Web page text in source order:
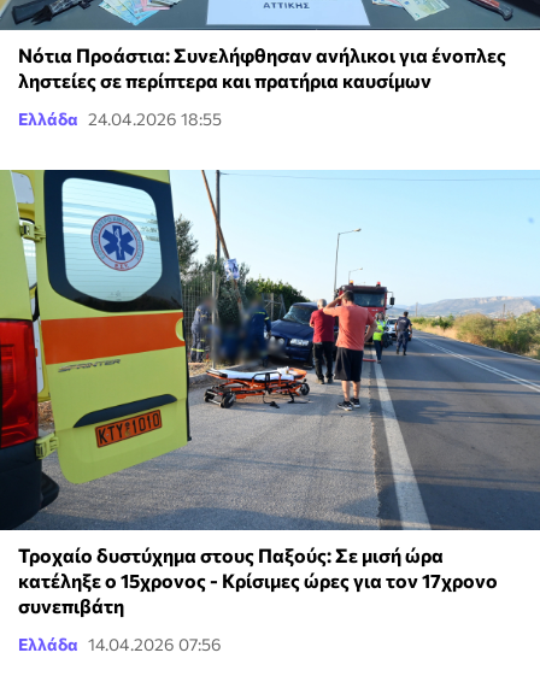
Νότια Προάστια: Συνελήφθησαν ανήλικοι για ένοπλες
ληστείες σε περίπτερα και πρατήρια καυσίμων
Ελλάδα 24.04.2026 18:55
Τροχαίο δυστύχημα στους Παξούς: Σε μισή ώρα
κατέληξε ο 15χρονος - Κρίσιμες ώρες για τον 17χρονο
συνεπιβάτη
Ελλάδα 14.04.2026 07:56